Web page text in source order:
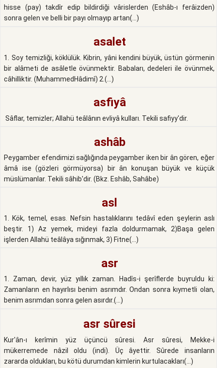
hisse (pay) takdîr edip bildirdiği vârislerden (Eshâb-ı ferâizden)
sonra gelen ve belli bir payı olmayıp artan(...)
asalet
1. Soy temizliği, köklülük. Kibrin, yâni kendini büyük, üstün görmenin
bir alâmeti de asâletle övünmektir. Babaları, dedeleri ile övünmek,
câhilliktir. (MuhammedHâdimî) 2.(...)
asfiyâ
Sâflar, temizler; Allahü teâlânın evliyâ kulları. Tekili safiyy'dir.
ashâb
Peygamber efendimizi sağlığında peygamber iken bir ân gören, eğer
âmâ ise (gözleri görmüyorsa) bir ân konuşan büyük ve küçük
müslümanlar. Tekili sâhib'dir. (Bkz. Eshâb, Sahâbe)
asl
1. Kök, temel, esas. Nefsin hastalıklarını tedâvî eden şeylerin aslı
beştir. 1) Az yemek, mideyi fazla doldurmamak, 2)Başa gelen
işlerden Allahü teâlâya sığınmak, 3) Fitne(...)
asr
1. Zaman, devir, yüz yıllık zaman. Hadîs-i şerîflerde buyruldu ki:
Zamanların en hayırlısı benim asrımdır. Ondan sonra kıymetli olan,
benim asrımdan sonra gelen asırdır.(...)
asr sûresi
Kur'ân-ı kerîmin yüz üçüncü sûresi. Asr sûresi, Mekke-i
mükerremede nâzil oldu (indi). Üç âyettir. Sûrede insanların
zararda oldukları, bu kötü durumdan kimlerin kurtulacakları(...)